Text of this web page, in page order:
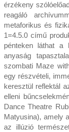
érzékeny
reagáló
metaforikus és
1=4.5.0 című
pénteken láthat
anyaság
szombati Maze
egy részvételi,
keresztül reflektál
elleni
Dance Theatre
Matyusina), amely
az illúzió